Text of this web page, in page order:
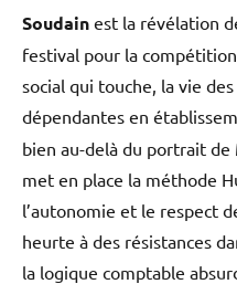
Soudain est la révélation
festival pour la
social qui touche, la vie
dépendantes en
bien au-delà du portrait
met en place la méthode
l’autonomie et le respect
heurte à des résistances
la logique comptable